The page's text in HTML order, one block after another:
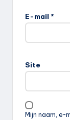
E-mail *
Site
Mijn naam,